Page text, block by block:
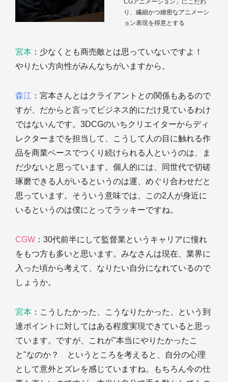
り、繊細かつ緻密なアニメーシ
ョン表現を得意とする
宮本 ：少なくとも商売敵とは思っていないですよ！
やりたい方向性がみんなちがいますから。
森江 ：宮本さんとはクライアントとの関係もあるので
すが、だからと言ってビジネス的にだけ見ているわけ
ではないんです。3DCGのいちクリエイターからディ
レクターまでを担当して、こうして人の目に触れる作
品を商業ベースでつくり続けられる人というのは、ま
だ少ないと思っています。個人的には、同世代で切磋
琢磨できる人がいるというのは運、めぐり合わせだと
思っています。そういう意味では、この2人が身近に
いるというのは僕にとってラッキーですね。
CGW ：30代前半にして監督業というキャリアに憧れ
をもつ方も多いと思います。みなさんは現在、業界に
入った頃から考えて、なりたい自分になれているので
しょうか。
宮本 ：こうしたかった、こうなりたかった、という到
達ポイントに対してはある程度実現できていると思っ
ています。ですが、これが"本当にやりたかったこ
と"なのか？ というところを考えると、自分の心理
として意外とズレを感じていますね。もちろん今の仕